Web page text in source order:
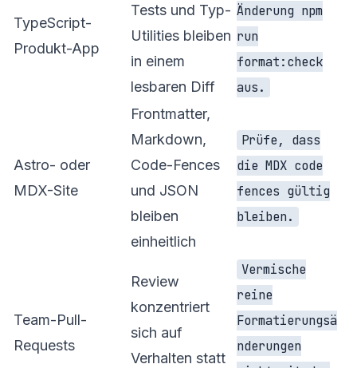
TypeScript-
Produkt-App
Tests und Typ-
Utilities bleiben
in einem
lesbaren Diff
Änderung npm
run
format:check
aus.
Astro- oder
MDX-Site
Frontmatter,
Markdown,
Code-Fences
und JSON
bleiben
einheitlich
Prüfe, dass
die MDX code
fences gültig
bleiben.
Team-Pull-
Requests
Review
konzentriert
sich auf
Verhalten statt
Vermische
reine
Formatierungsä
nderungen